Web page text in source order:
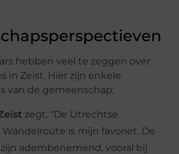
hebben veel te zeggen over
in Zeist. Hier zijn enkele
van de gemeenschap:
zegt, “De Utrechtse
is mijn favoriet. De
adembenemend, vooral bij